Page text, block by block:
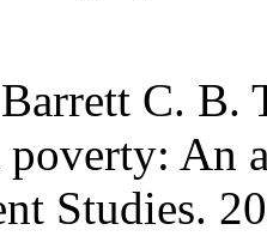
C. B.
An
Studies.